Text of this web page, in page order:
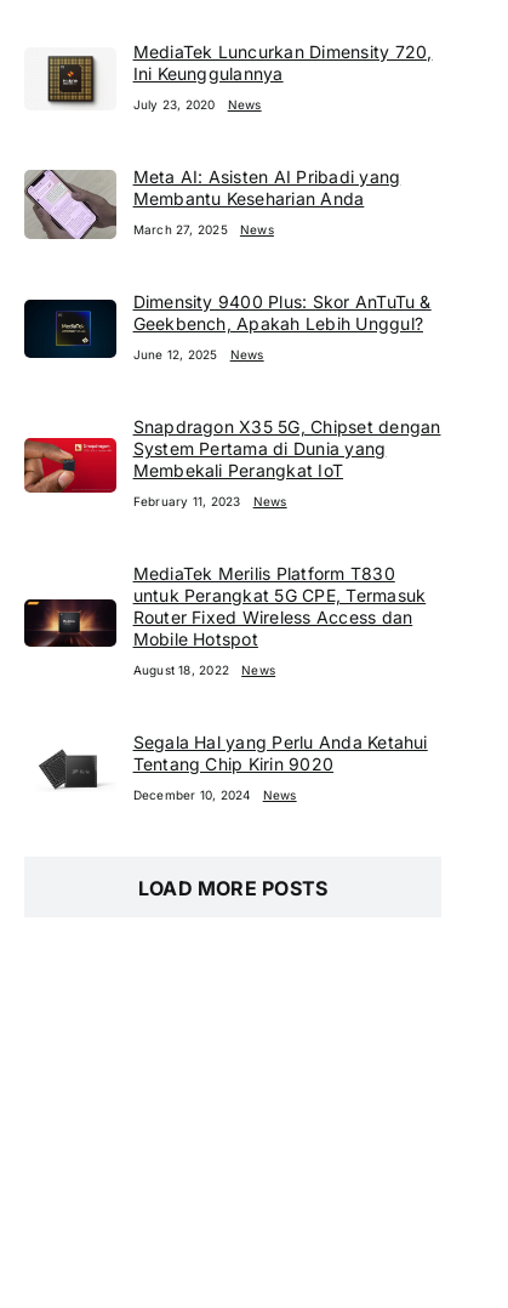
MediaTek Luncurkan Dimensity 720,
Ini Keunggulannya
July 23, 2020 News
Meta AI: Asisten AI Pribadi yang
Membantu Keseharian Anda
March 27, 2025 News
Dimensity 9400 Plus: Skor AnTuTu &
Geekbench, Apakah Lebih Unggul?
June 12, 2025 News
Snapdragon X35 5G, Chipset dengan
System Pertama di Dunia yang
Membekali Perangkat IoT
February 11, 2023 News
MediaTek Merilis Platform T830
untuk Perangkat 5G CPE, Termasuk
Router Fixed Wireless Access dan
Mobile Hotspot
August 18, 2022 News
Segala Hal yang Perlu Anda Ketahui
Tentang Chip Kirin 9020
December 10, 2024 News
LOAD MORE POSTS